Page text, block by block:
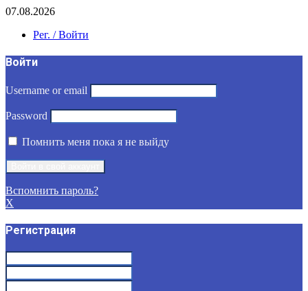
07.08.2026
Рег. / Войти
Войти
Username or email
Password
Помнить меня пока я не выйду
Вспомнить пароль?
X
Регистрация